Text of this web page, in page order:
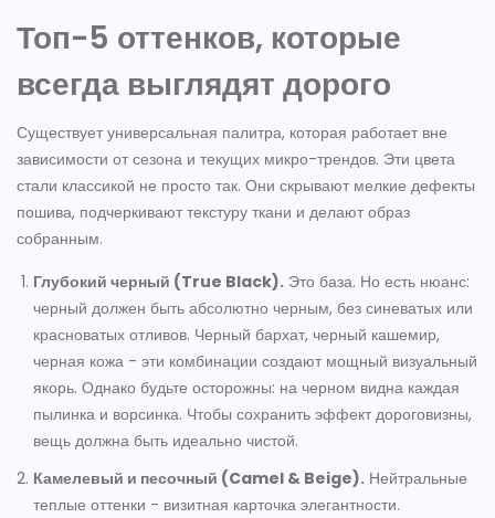
Топ-5 оттенков, которые
всегда выглядят дорого
Существует универсальная палитра, которая работает вне
зависимости от сезона и текущих микро-трендов. Эти цвета
стали классикой не просто так. Они скрывают мелкие дефекты
пошива, подчеркивают текстуру ткани и делают образ
собранным.
Глубокий черный (True Black). Это база. Но есть нюанс:
черный должен быть абсолютно черным, без синеватых или
красноватых отливов. Черный бархат, черный кашемир,
черная кожа - эти комбинации создают мощный визуальный
якорь. Однако будьте осторожны: на черном видна каждая
пылинка и ворсинка. Чтобы сохранить эффект дороговизны,
вещь должна быть идеально чистой.
Камелевый и песочный (Camel & Beige). Нейтральные
теплые оттенки - визитная карточка элегантности.